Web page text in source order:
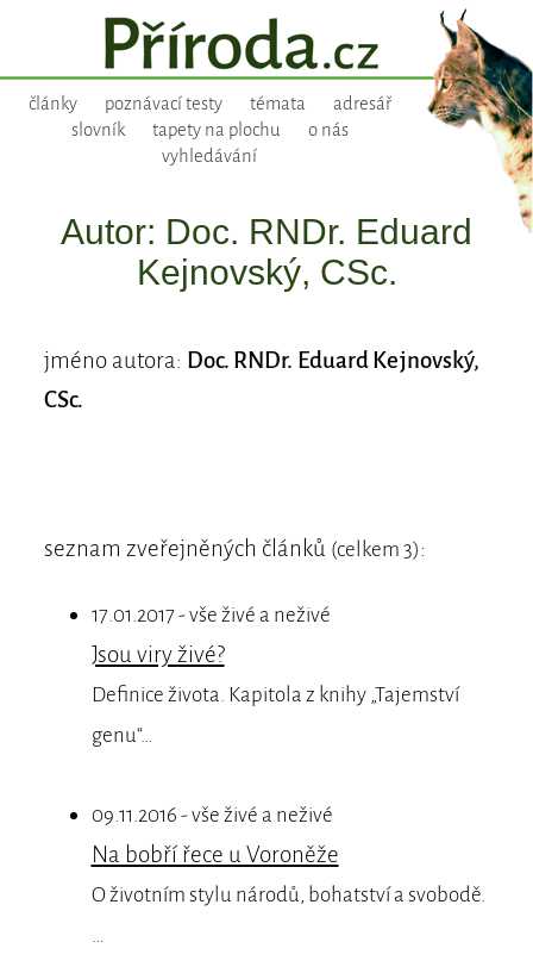
články poznávací testy témata
adresář
slovník
tapety na plochu
o nás
vyhledávání
Autor: Doc. RNDr. Eduard
Kejnovský, CSc.
jméno autora: Doc. RNDr. Eduard Kejnovský,
CSc.
seznam zveřejněných článků (celkem 3):
17.01.2017 - vše živé a neživé
Jsou viry živé?
Definice života. Kapitola z knihy „Tajemství
genu“…
09.11.2016 - vše živé a neživé
Na bobří řece u Voroněže
O životním stylu národů, bohatství a svobodě.
…